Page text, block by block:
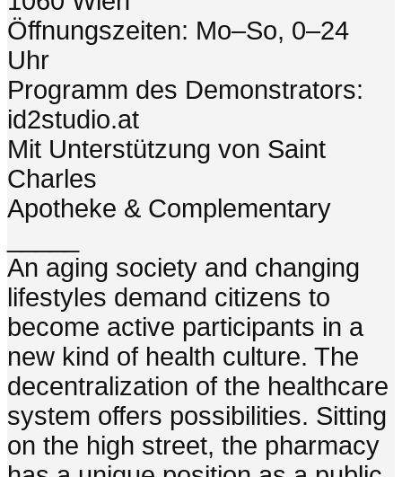
Öffnungszeiten: Mo–So, 0–24
Uhr
Programm des Demonstrators:
id2studio.at
Mit Unterstützung von Saint
Charles
Apotheke & Complementary
An aging society and changing
lifestyles demand citizens to
become active participants in a
new kind of health culture. The
decentralization of the healthcare
system offers possibilities. Sitting
on the high street, the pharmacy